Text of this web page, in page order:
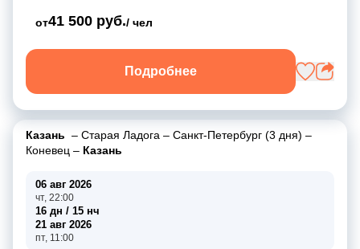
от41 500 руб./ чел
Подробнее
Казань – Старая Ладога – Санкт-Петербург (3 дня) –
Коневец – Казань
06 авг 2026
чт, 22:00
16 дн / 15 нч
21 авг 2026
пт, 11:00